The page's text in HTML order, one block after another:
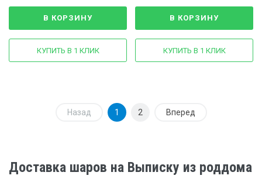
В КОРЗИНУ
КУПИТЬ В 1 КЛИК
В КОРЗИНУ
КУПИТЬ В 1 КЛИК
Назад 1 2 Вперед
Доставка шаров на Выписку из роддома